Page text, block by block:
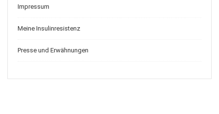
Impressum
Meine Insulinresistenz
Presse und Erwähnungen